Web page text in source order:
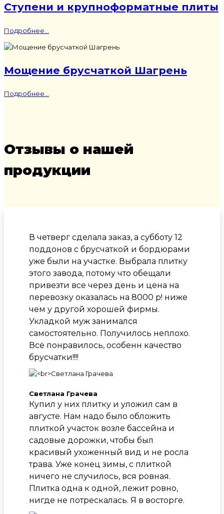
Ступени и крупноформатные плиты
Подробнее...
Мощение брусчаткой Шагрень
Подробнее...
Отзывы о нашей
продукции
В четверг сделала заказ, а субботу 12
поддонов с брусчаткой и бордюрами
уже были на участке. Выбрала плитку
этого завода, потому что обещали
привезти все через день и цена на
перевозку оказалась на 8000 р! ниже
чем у другой хорошей фирмы.
Укладкой муж занимался
самостоятельно. Получилось неплохо.
Всё понравилось, особенн качество
брусчатки!!!!
Светлана Грачева
Купил у них плитку и уложил сам в
августе. Нам надо было обложить
плиткой участок возле бассейна и
садовые дорожки, чтобы был
красивый ухоженный вид и не росла
трава. Уже конец зимы, с плиткой
ничего не случилось, вся ровная.
Плитка одна к одной, лежит ровно,
нигде не потрескалась. Я в восторге.